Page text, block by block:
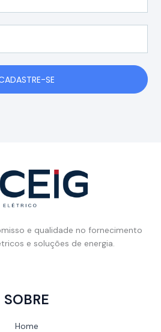
SE
e qualidade no fornecimento
e soluções de energia.
SOBRE
Home